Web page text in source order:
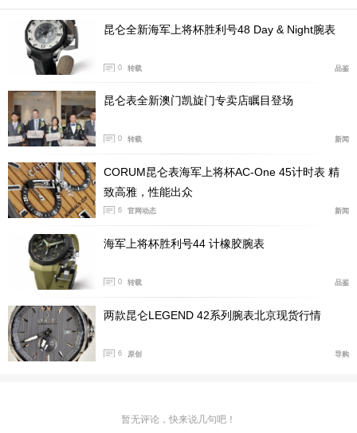
进去我们看到的就是百年灵店铺了，看起来比较霸
个店面。从门口就可以看看到帅气的贝克汉姆
广告肖像，真的非常帅气，就像百年灵的腕表一样，一身
傲骨。
经营品牌：百年灵
地址：北京市西城区金城坊街2号金融街购物中心1楼
电话：010-66220280
昆仑全新海军上将杯胜利号48 Day & Night腕表
0 转载 品鉴
昆仑表全新澳门凯旋门专卖店瞩目登场
0 转载 新闻
CORUM昆仑表海军上将杯AC-One 45计时表 精
致高雅，性能出众
6 官网动态 新闻
海军上将杯胜利号44 计橡胶腕表
0 转载 品鉴
两款昆仑LEGEND 42系列腕表北京现货行情
6 原创 导购
暂无评论，快来说几句吧！